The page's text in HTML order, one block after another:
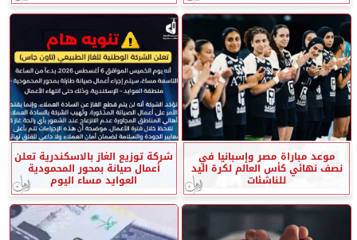
موعد مباراة مصر وإسبانيا في
نصف نهائي كأس العالم لكرة اليد
للناشئات
شركة توزيع الغاز بالاسكندرية تعلن
أعمال صيانة بمحور المحمودية
العوايد مساء اليوم